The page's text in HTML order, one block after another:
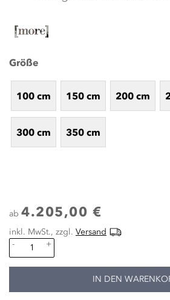
Größe
100 cm 150 cm 200 cm
300 cm 350 cm
ab 4.205,00 €
inkl. MwSt., zzgl. Versand
-
+
IN DEN